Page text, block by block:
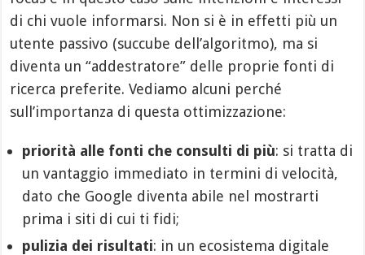
di chi vuole informarsi. Non si è in effetti più un
utente passivo (succube dell’algoritmo), ma si
diventa un “addestratore” delle proprie fonti di
ricerca preferite. Vediamo alcuni perché
sull’importanza di questa ottimizzazione:
priorità alle fonti che consulti di più: si tratta di
un vantaggio immediato in termini di velocità,
dato che Google diventa abile nel mostrarti
prima i siti di cui ti fidi;
pulizia dei risultati: in un ecosistema digitale